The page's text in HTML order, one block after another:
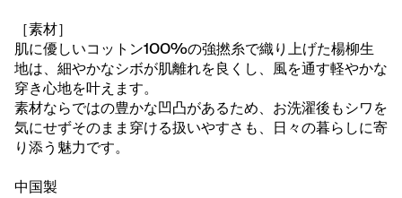
［素材］
肌に優しいコットン100%の強撚糸で織り上げた楊柳生
地は、細やかなシボが肌離れを良くし、風を通す軽やかな
穿き心地を叶えます。
素材ならではの豊かな凹凸があるため、お洗濯後もシワを
気にせずそのまま穿ける扱いやすさも、日々の暮らしに寄
り添う魅力です。
中国製